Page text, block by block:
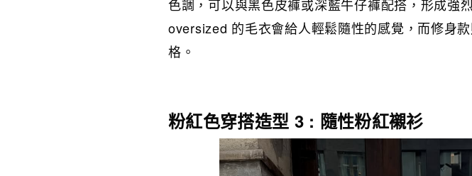
色調，可以與黑色皮褲或深藍牛仔褲配搭，形成強
oversized 的毛衣會給人輕鬆隨性的感覺，而修身
格。
粉紅色穿搭造型 3 : 隨性粉紅襯衫